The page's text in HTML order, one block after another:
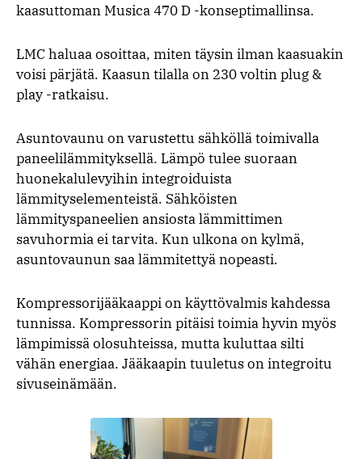
kaasuttoman Musica 470 D -konseptimallinsa.
LMC haluaa osoittaa, miten täysin ilman kaasuakin
voisi pärjätä. Kaasun tilalla on 230 voltin plug &
play -ratkaisu.
Asuntovaunu on varustettu sähköllä toimivalla
paneelilämmityksellä. Lämpö tulee suoraan
huonekalulevyihin integroiduista
lämmityselementeistä. Sähköisten
lämmityspaneelien ansiosta lämmittimen
savuhormia ei tarvita. Kun ulkona on kylmä,
asuntovaunun saa lämmitettyä nopeasti.
Kompressorijääkaappi on käyttövalmis kahdessa
tunnissa. Kompressorin pitäisi toimia hyvin myös
lämpimissä olosuhteissa, mutta kuluttaa silti
vähän energiaa. Jääkaapin tuuletus on integroitu
sivuseinämään.